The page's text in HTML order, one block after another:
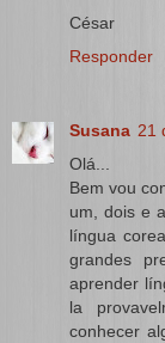
César
Responder
Susana 21
Olá...
Bem vou
um, dois e
língua
grandes
aprender
la
conhecer